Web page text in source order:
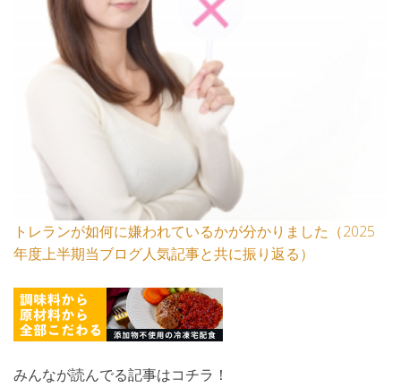
トレランが如何に嫌われているかが分かりました（2025
年度上半期当ブログ人気記事と共に振り返る）
みんなが読んでる記事はコチラ！